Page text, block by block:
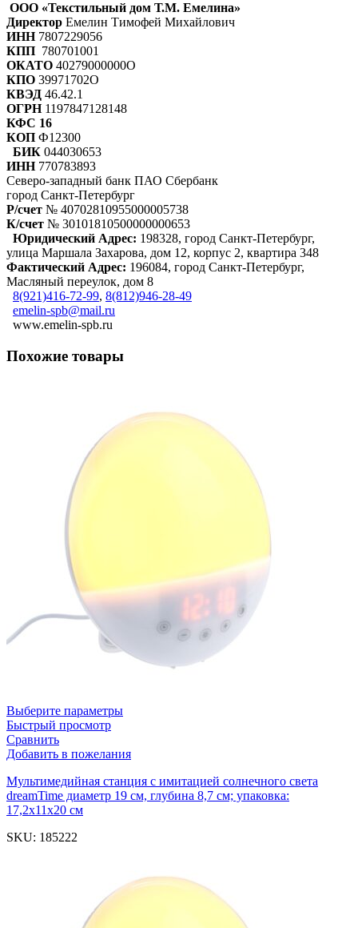
ООО «Текстильный дом Т.М. Емелина»
Директор Емелин Тимофей Михайлович
ИНН 7807229056
КПП 780701001
ОКАТО 40279000000О
КПО 39971702О
КВЭД 46.42.1
ОГРН1197847128148
КФС 16
КОП Ф12300
БИК 044030653
ИНН770783893
Северо-западный банк ПАО Сбербанк
город Санкт-Петербург
Р/счет № 40702810955000005738
К/счет № 30101810500000000653
Юридический Адрес: 198328, город Санкт-Петербург,
улица Маршала Захарова, дом 12, корпус 2, квартира 348
Фактический Адрес: 196084, город Санкт-Петербург,
Масляный переулок, дом 8
8(921)416-72-99, 8(812)946-28-49
emelin-spb@mail.ru
www.emelin-spb.ru
Похожие товары
Выберите параметры
Быстрый просмотр
Сравнить
Добавить в пожелания
Мультимедийная станция с имитацией солнечного света
dreamTime диаметр 19 см, глубина 8,7 см; упаковка:
17,2x11x20 см
SKU: 185222